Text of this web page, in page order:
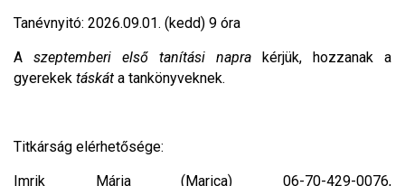
Tanévnyitó: 2026.09.01. (kedd) 9 óra
A szeptemberi első tanítási napra kérjük, hozzanak a
gyerekek táskát a tankönyveknek.
Titkárság elérhetősége:
Imrik Mária (Marica) 06-70-429-0076,